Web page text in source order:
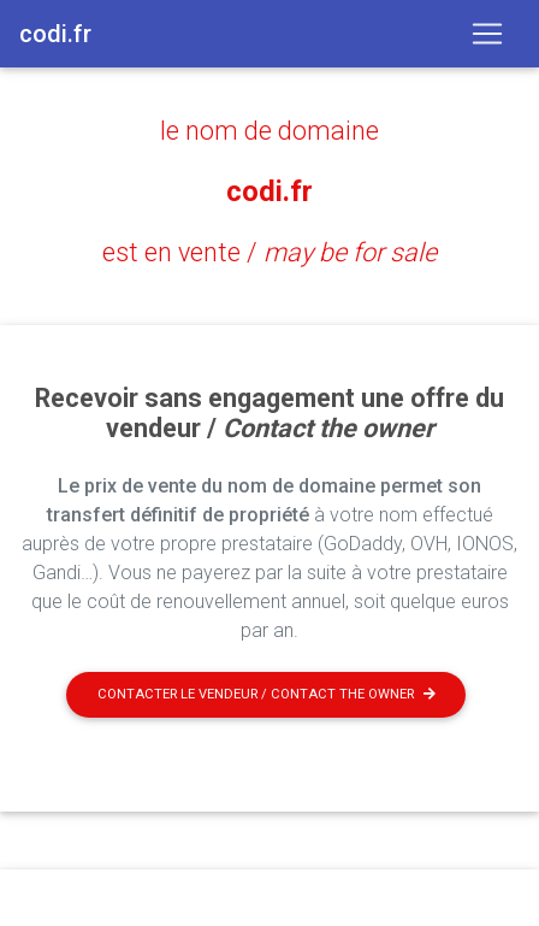
codi.fr
le nom de domaine
codi.fr
est en vente / may be for sale
Recevoir sans engagement une offre du
vendeur / Contact the owner
Le prix de vente du nom de domaine permet son
transfert définitif de propriétéà votre nom effectué
auprès de votre propre prestataire (GoDaddy, OVH, IONOS,
Gandi…). Vous ne payerez par la suite à votre prestataire
que le coût de renouvellement annuel, soit quelque euros
par an.
CONTACTER LE VENDEUR / CONTACT THE OWNER